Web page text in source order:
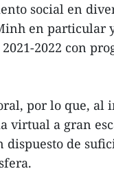
social en
en particular
2022 con
por lo que, al
virtual a gran
de